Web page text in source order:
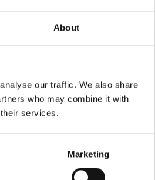
About
our traffic. We also share
who may combine it with
services.
Marketing